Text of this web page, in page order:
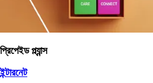
প্রিপেইড প্ল্যান্স
ইন্টারনেট